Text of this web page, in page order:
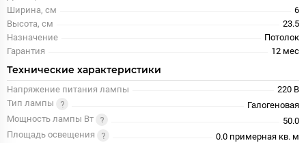
Ширина, см
6
Высота, см
23.5
Назначение
Потолок
Гарантия
12 меc
Технические характеристики
Напряжение питания лампы
220 В
Тип лампы
Галогеновая
Мощность лампы Вт
50.0
Площадь освещения
0.0 примерная кв. м